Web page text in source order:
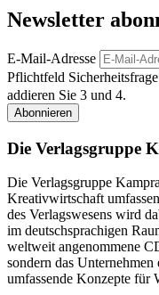
Newsletter
E-Mail-Adresse
Pflichtfeld Sicherheitsfrage
addieren Sie 3 und 4.
Abonnieren
Die Verlagsgruppe
Die Verlagsgruppe
Kreativwirtschaft
des Verlagswesens wird
im deutschsprachigen
weltweit angenommene
sondern das
umfassende Konzepte für